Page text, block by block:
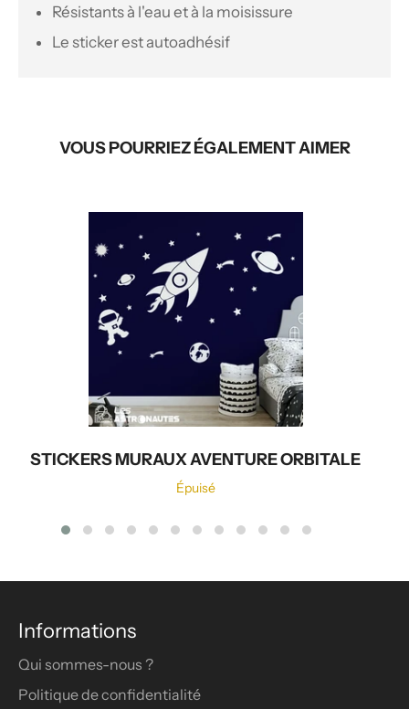
Résistants à l'eau et à la moisissure
Le sticker est autoadhésif
VOUS POURRIEZ ÉGALEMENT AIMER
STICKERS MURAUX AVENTURE ORBITALE
Épuisé
Informations
Qui sommes-nous ?
Politique de confidentialité